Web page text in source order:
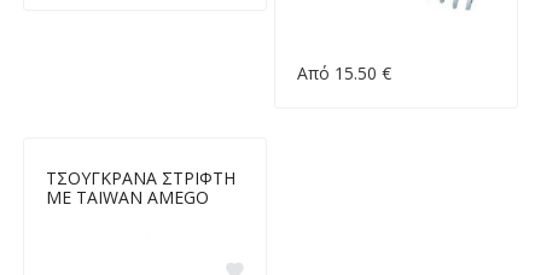
Από 15.50 €
ΤΣΟΥΓΚΡΑΝΑ ΣΤΡΙΦΤΗ
ΜΕ TAIWAN AMEGO